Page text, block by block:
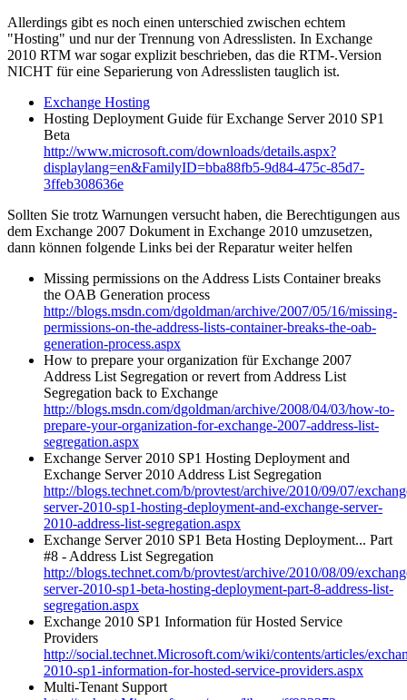
Allerdings gibt es noch einen unterschied zwischen echtem
"Hosting" und nur der Trennung von Adresslisten. In Exchange
2010 RTM war sogar explizit beschrieben, das die RTM-.Version
NICHT für eine Separierung von Adresslisten tauglich ist.
Exchange Hosting
Hosting Deployment Guide für Exchange Server 2010 SP1
Beta
http://www.microsoft.com/downloads/details.aspx?
displaylang=en&FamilyID=bba88fb5-9d84-475c-85d7-
3ffeb308636e
Sollten Sie trotz Warnungen versucht haben, die Berechtigungen aus
dem Exchange 2007 Dokument in Exchange 2010 umzusetzen,
dann können folgende Links bei der Reparatur weiter helfen
Missing permissions on the Address Lists Container breaks
the OAB Generation process
http://blogs.msdn.com/dgoldman/archive/2007/05/16/missing-
permissions-on-the-address-lists-container-breaks-the-oab-
generation-process.aspx
How to prepare your organization für Exchange 2007
Address List Segregation or revert from Address List
Segregation back to Exchange
http://blogs.msdn.com/dgoldman/archive/2008/04/03/how-to-
prepare-your-organization-for-exchange-2007-address-list-
segregation.aspx
Exchange Server 2010 SP1 Hosting Deployment and
Exchange Server 2010 Address List Segregation
http://blogs.technet.com/b/provtest/archive/2010/09/07/
server-2010-sp1-hosting-deployment-and-exchange-server-
2010-address-list-segregation.aspx
Exchange Server 2010 SP1 Beta Hosting Deployment... Part
#8 - Address List Segregation
http://blogs.technet.com/b/provtest/archive/2010/08/09/
server-2010-sp1-beta-hosting-deployment-part-8-address-list-
segregation.aspx
Exchange 2010 SP1 Information für Hosted Service
Providers
http://social.technet.Microsoft.com/wiki/contents/articles/
2010-sp1-information-for-hosted-service-providers.aspx
Multi-Tenant Support